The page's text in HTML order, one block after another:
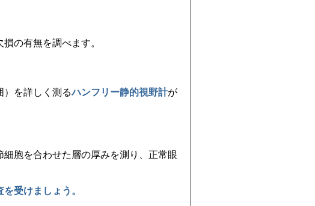
の有無を調べます。
）を詳しく測るハンフリー静的視野計が
胞を合わせた層の厚みを測り、正常眼
受けましょう。